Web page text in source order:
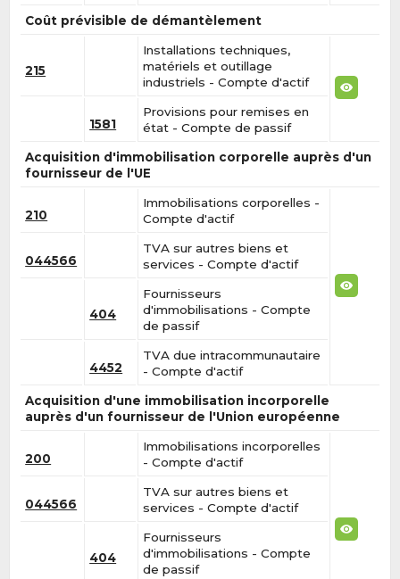
Coût prévisible de démantèlement
215
Installations techniques,
matériels et outillage
industriels - Compte d'actif
1581
Provisions pour remises en
état - Compte de passif
Acquisition d'immobilisation corporelle auprès d'un
fournisseur de l'UE
210
Immobilisations corporelles -
Compte d'actif
044566
TVA sur autres biens et
services - Compte d'actif
404
Fournisseurs
d'immobilisations - Compte
de passif
4452
TVA due intracommunautaire
- Compte d'actif
Acquisition d'une immobilisation incorporelle
auprès d'un fournisseur de l'Union européenne
200
Immobilisations incorporelles
- Compte d'actif
044566
TVA sur autres biens et
services - Compte d'actif
404
Fournisseurs
d'immobilisations - Compte
de passif